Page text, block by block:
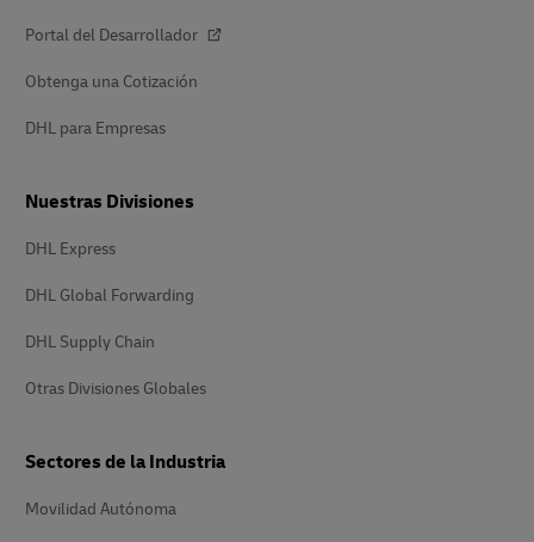
Portal del Desarrollador
Obtenga una Cotización
DHL para Empresas
Nuestras Divisiones
DHL Express
DHL Global Forwarding
DHL Supply Chain
Otras Divisiones Globales
Sectores de la Industria
Movilidad Autónoma